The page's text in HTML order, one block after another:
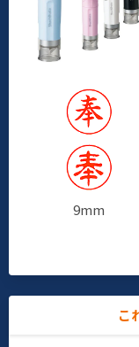
9mm
こ